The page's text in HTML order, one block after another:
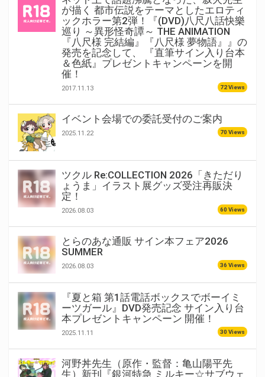
が描く 都市伝説をテーマとしたエロティ
ックホラー第2弾！『(DVD)八尺八話快樂
巡り ～異形怪奇譚～ THE ANIMATION
『八尺様 完結編』『八尺様 夢物語』』の
発売を記念して、 『直筆サイン入り台本
＆色紙』プレゼントキャンペーンを開
催！
2017.11.13 72 Views
イベント会場での委託受付のご案内
2025.11.22 70 Views
ツクル Re:COLLECTION 2026「きただり
ょうま」イラスト展グッズ受注再販決
定！
2026.08.03 60 Views
とらのあな通販 サイン本フェア2026
SUMMER
2026.08.03 36 Views
『夏と箱 第1話電話ボックスでボーイミ
ーツガール』DVD発売記念 サイン入り台
本プレゼントキャンペーン 開催！
2025.11.11 30 Views
河野丼先生（原作・監督：亀山陽平先
生）新刊『銀河特急 ミルキー☆サブウェ